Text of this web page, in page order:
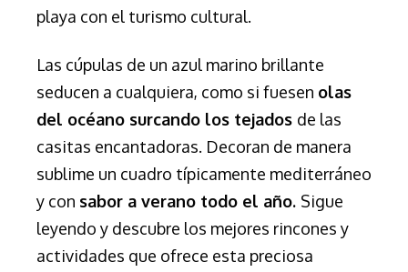
playa con el turismo cultural.
Las cúpulas de un azul marino brillante
seducen a cualquiera, como si fuesen olas
del océano surcando los tejados de las
casitas encantadoras. Decoran de manera
sublime un cuadro típicamente mediterráneo
y con sabor a verano todo el año. Sigue
leyendo y descubre los mejores rincones y
actividades que ofrece esta preciosa